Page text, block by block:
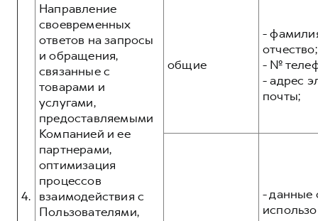
4.
Направление
своевременных
ответов на запросы
и обращения,
связанные с
товарами и
услугами,
предоставляемыми
Компанией и ее
партнерами,
оптимизация
процессов
взаимодействия с
Пользователями,
общие
-
отчество;
- №
- адрес
почты;
- данные